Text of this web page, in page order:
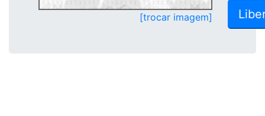
[trocar imagem]